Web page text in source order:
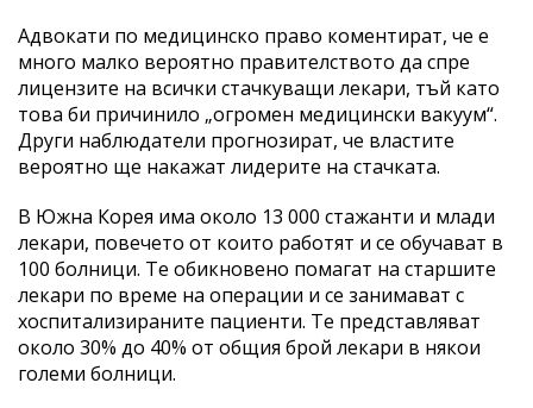
Адвокати по медицинско право коментират, че е
много малко вероятно правителството да спре
лицензите на всички стачкуващи лекари, тъй като
това би причинило „огромен медицински вакуум“.
Други наблюдатели прогнозират, че властите
вероятно ще накажат лидерите на стачката.
В Южна Корея има около 13 000 стажанти и млади
лекари, повечето от които работят и се обучават в
100 болници. Те обикновено помагат на старшите
лекари по време на операции и се занимават с
хоспитализираните пациенти. Те представляват
около 30% до 40% от общия брой лекари в някои
големи болници.